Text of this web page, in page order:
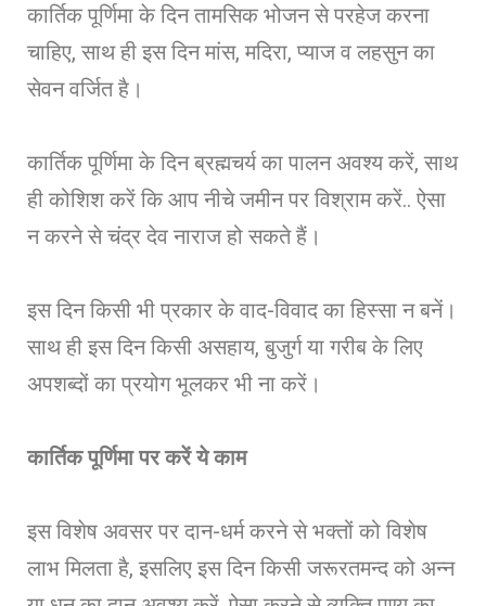
कार्तिक पूर्णिमा के दिन तामसिक भोजन से परहेज करना
चाहिए, साथ ही इस दिन मांस, मदिरा, प्याज व लहसुन का
सेवन वर्जित है।
कार्तिक पूर्णिमा के दिन ब्रह्मचर्य का पालन अवश्य करें, साथ
ही कोशिश करें कि आप नीचे जमीन पर विश्राम करें.. ऐसा
न करने से चंद्र देव नाराज हो सकते हैं।
इस दिन किसी भी प्रकार के वाद-विवाद का हिस्सा न बनें।
साथ ही इस दिन किसी असहाय, बुजुर्ग या गरीब के लिए
अपशब्दों का प्रयोग भूलकर भी ना करें।
कार्तिक पूर्णिमा पर करें ये काम
इस विशेष अवसर पर दान-धर्म करने से भक्तों को विशेष
लाभ मिलता है, इसलिए इस दिन किसी जरूरतमन्द को अन्न